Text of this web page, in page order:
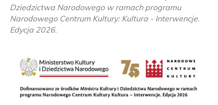
Dziedzictwa Narodowego w ramach programu
Narodowego Centrum Kultury: Kultura - Interwencje.
Edycja 2026.